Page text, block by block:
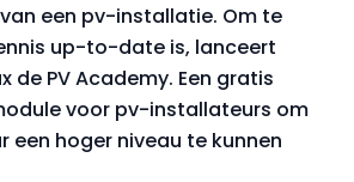
een pv-installatie. Om te
up-to-date is, lanceert
de PV Academy. Een gratis
voor pv-installateurs om
een hoger niveau te kunnen